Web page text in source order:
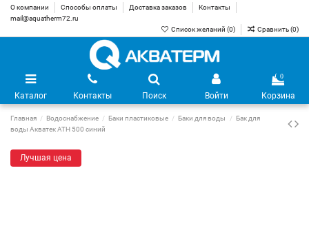
О компании Способы оплаты Доставка заказов
Контакты
mail@aquatherm72.ru
Список желаний (0) Сравнить (0)
Каталог Контакты Поиск Войти
0
Корзина
Главная Водоснабжение Баки пластиковые Баки для воды
Бак для
воды Акватек ATH 500 синий
Лучшая цена